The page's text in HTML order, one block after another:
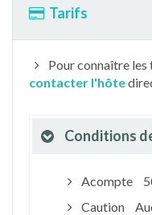
Tarifs
Pour connaître
contacter l'hôte
Conditions
Acompte
Caution